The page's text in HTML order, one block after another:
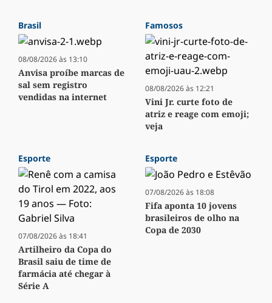
Brasil
08/08/2026 às 13:10
Anvisa proíbe marcas de
sal sem registro
vendidas na internet
Famosos
08/08/2026 às 12:21
Vini Jr. curte foto de
atriz e reage com emoji;
veja
Esporte
07/08/2026 às 18:41
Artilheiro da Copa do
Brasil saiu de time de
farmácia até chegar à
Série A
Esporte
07/08/2026 às 18:08
Fifa aponta 10 jovens
brasileiros de olho na
Copa de 2030